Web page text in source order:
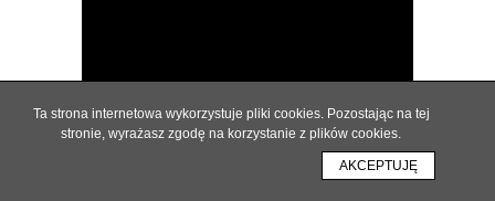
Ta strona internetowa wykorzystuje pliki cookies. Pozostając na tej
stronie, wyrażasz zgodę na korzystanie z plików cookies.
AKCEPTUJĘ